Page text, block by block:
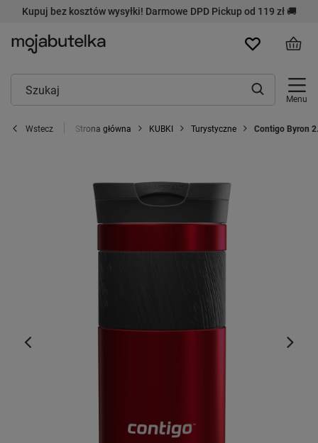
Kupuj bez kosztów wysyłki! Darmowe DPD Pickup od 119 zł 🚚
Menu
Wstecz Strona główna KUBKI Turystyczne Contigo Byron